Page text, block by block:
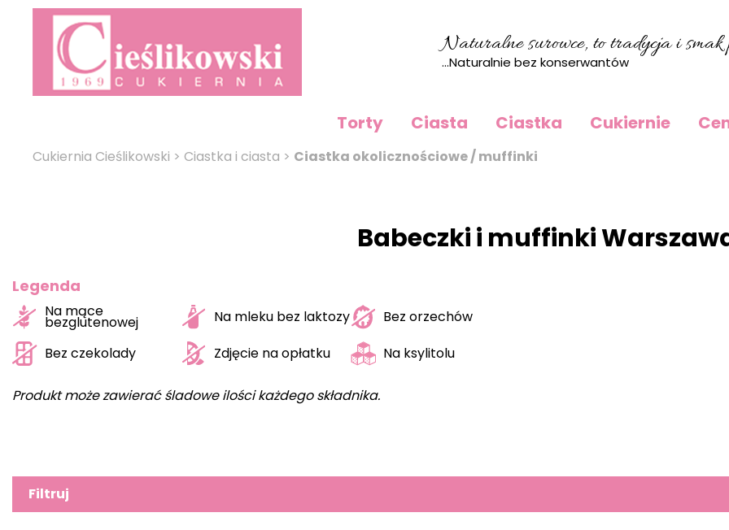
Naturalne surowce, to tradycja i smak
...Naturalnie bez konserwantów
Torty Ciasta Ciastka Cukiernie
Cukiernia Cieślikowski > Ciastka i ciasta > Ciastka okolicznościowe / muffinki
Babeczki i muffinki
Legenda
Na mące
bezglutenowej Na mleku bez laktozy
Bez orzechów
Bez czekolady
Zdjęcie na opłatku Na ksylitolu
Produkt może zawierać śladowe ilości każdego składnika.
Filtruj